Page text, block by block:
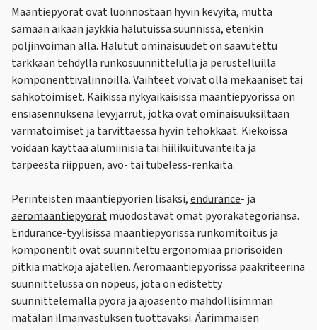
Maantiepyörät ovat luonnostaan hyvin kevyitä, mutta
samaan aikaan jäykkiä halutuissa suunnissa, etenkin
poljinvoiman alla. Halutut ominaisuudet on saavutettu
tarkkaan tehdyllä runkosuunnittelulla ja perustelluilla
komponenttivalinnoilla. Vaihteet voivat olla mekaaniset tai
sähkötoimiset. Kaikissa nykyaikaisissa maantiepyörissä on
ensiasennuksena levyjarrut, jotka ovat ominaisuuksiltaan
varmatoimiset ja tarvittaessa hyvin tehokkaat. Kiekoissa
voidaan käyttää alumiinisia tai hiilikuituvanteita ja
tarpeesta riippuen, avo- tai tubeless-renkaita.
Perinteisten maantiepyörien lisäksi,endurance- ja
aeromaantiepyörätmuodostavat omat pyöräkategoriansa.
Endurance-tyylisissä maantiepyörissä runkomitoitus ja
komponentit ovat suunniteltu ergonomiaa priorisoiden
pitkiä matkoja ajatellen. Aeromaantiepyörissä pääkriteerinä
suunnittelussa on nopeus, jota on edistetty
suunnittelemalla pyörä ja ajoasento mahdollisimman
matalan ilmanvastuksen tuottavaksi. Äärimmäisen